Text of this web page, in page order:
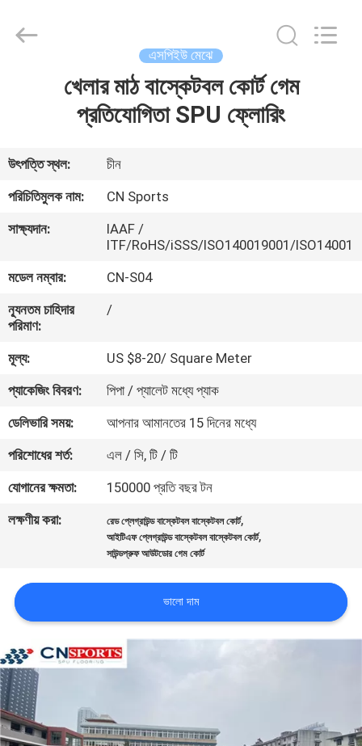
আমাদের
সম্পর্কে
কারখানা
ভ্রমণ
মান
নিয়ন্ত্রণ
যোগাযোগ
করুন
উদ্ধৃতির
সাইট
ম্যাপ
PRIVACY
POLICY
Materials
এসপিইউ মেঝে
খেলার মাঠ বাস্কেটবল কোর্ট গেম
প্রতিযোগিতা SPU ফ্লোরিং
উৎপত্তি স্থল:
চীন
পরিচিতিমুলক নাম:
CN Sports
সাক্ষ্যদান:
IAAF /
ITF/RoHS/iSSS/ISO140019001/ISO14001
মডেল নম্বার:
CN-S04
ন্যূনতম চাহিদার
পরিমাণ:
/
মূল্য:
US $8-20/ Square Meter
প্যাকেজিং বিবরণ:
পিপা / প্যালেট মধ্যে প্যাক
ডেলিভারি সময়:
আপনার আমানতের 15 দিনের মধ্যে
পরিশোধের শর্ত:
এল / সি, টি / টি
যোগানের ক্ষমতা:
150000 প্রতি বছর টন
লক্ষণীয় করা:
রেড প্লেগ্রাউন্ড বাস্কেটবল বাস্কেটবল কোর্ট,
আইটিএফ প্লেগ্রাউন্ড বাস্কেটবল বাস্কেটবল কোর্ট,
সাউন্ডপ্রুফ আউটডোর গেম কোর্ট
ভালো দাম